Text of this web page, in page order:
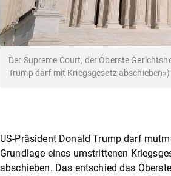
Der Supreme Court, der Oberste
Trump darf mit Kriegsgesetz abschieben»)
US-Präsident Donald Trump darf
Grundlage eines umstrittenen
abschieben. Das entschied das